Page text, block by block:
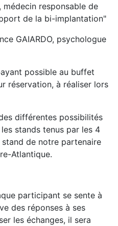
médecin responsable de
de la bi-implantation"
GAIARDO, psychologue
possible au buffet
réservation, à réaliser lors
différentes possibilités
stands tenus par les 4
de notre partenaire
Atlantique.
participant se sente à
des réponses à ses
les échanges, il sera